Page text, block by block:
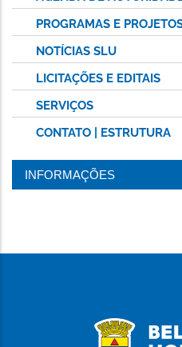
PROGRAMAS E
NOTÍCIAS SLU
LICITAÇÕES E EDITAIS
SERVIÇOS
CONTATO | ESTRUTURA
INFORMAÇÕES